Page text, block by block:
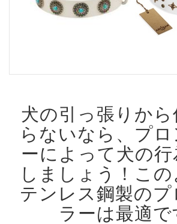
犬の引っ張りか
らないなら、プロ
ーによって犬の
しましょう！ こ
テンレス鋼製のプ
ラーは最適で